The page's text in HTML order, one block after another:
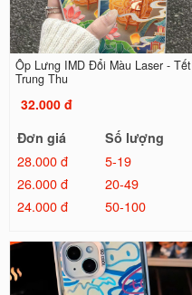
Ốp Lưng IMD Đổi Màu Laser - Tết
Trung Thu
32.000 đ
Đơn giá
Số lượng
28.000 đ
5-19
26.000 đ
20-49
24.000 đ
50-100